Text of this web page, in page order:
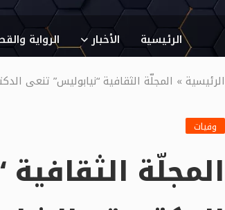
الرئيسية الأخبار الرواية
الرئيسية» المجلّة الثقافية “نيابوليس” تنعى
وفيات
المجلّة